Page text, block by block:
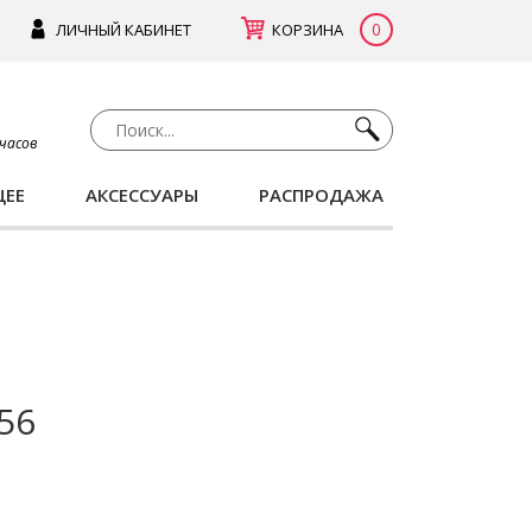
ЛИЧНЫЙ КАБИНЕТ КОРЗИНА 0
АКСЕССУАРЫ РАСПРОДАЖА